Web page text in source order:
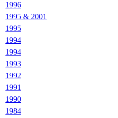
1996
1995 & 2001
1995
1994
1994
1993
1992
1991
1990
1984